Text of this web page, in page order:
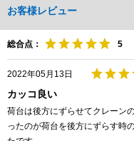
お客様レビュー
総合点：
2022年05月13日
カッコ良い
荷台は後方にずらせてクレーン
ったのが荷台を後方にずらす時